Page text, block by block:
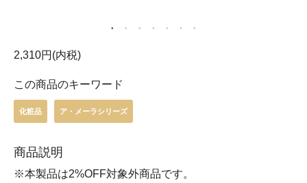
2,310円(内税)
この商品のキーワード
化粧品 ア・メーラシリーズ
商品説明
※本製品は2%OFF対象外商品です。